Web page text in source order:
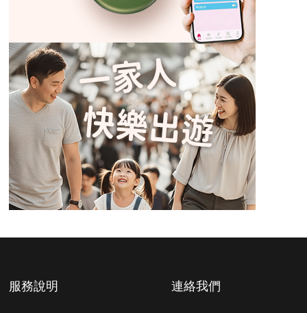
服務說明 連絡我們